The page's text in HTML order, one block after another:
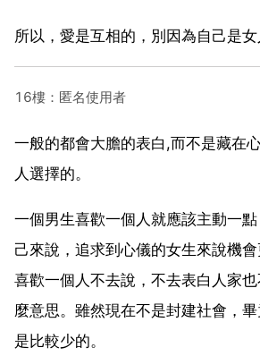
所以，愛是互相的，別因為自己是女
16樓：匿名使用者
一般的都會大膽的表白,而不是藏在
人選擇的。
一個男生喜歡一個人就應該主動一
己來說，追求到心儀的女生來說機
喜歡一個人不去說，不去表白人家
麼意思。雖然現在不是封建社會，
是比較少的。